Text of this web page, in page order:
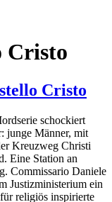
Cristo
Cristo
schockiert
junge Männer, mit
Kreuzweg Christi
Eine Station an
Commissario Daniele
Justizministerium ein
religiös inspirierte